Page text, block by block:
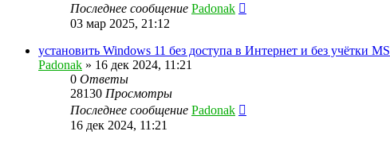
Последнее сообщение Padonak
03 мар 2025, 21:12
установить Windows 11 без доступа в Интернет и без учётки MS
Padonak » 16 дек 2024, 11:21
0 Ответы
28130 Просмотры
Последнее сообщение Padonak
16 дек 2024, 11:21